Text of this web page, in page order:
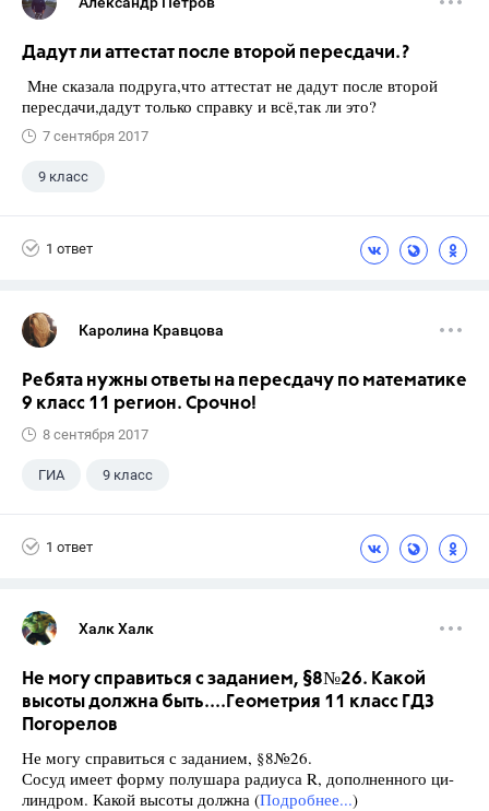
Дадут ли аттестат после второй пересдачи.?
Мне сказала подруга,что аттестат не дадут после второй
пересдачи,дадут только справку и всё,так ли это?
7 сентября 2017
9 класс
1 ответ
Каролина Кравцова
Ребята нужны ответы на пересдачу по математике
9 класс 11 регион. Срочно!
8 сентября 2017
ГИА 9 класс
1 ответ
Халк Халк
Не могу справиться с заданием, §8№26. Какой
высоты должна быть....Геометрия 11 класс ГДЗ
Погорелов
Не могу справиться с заданием, §8№26.
Сосуд имеет форму полушара радиуса R, дополненного ци-
линдром. Какой высоты должна (Подробнее...)